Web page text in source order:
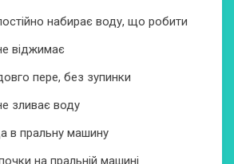
набирає воду, що робити
віджимає
пере, без зупинки
зливає воду
в пральну машину
на пральній машині